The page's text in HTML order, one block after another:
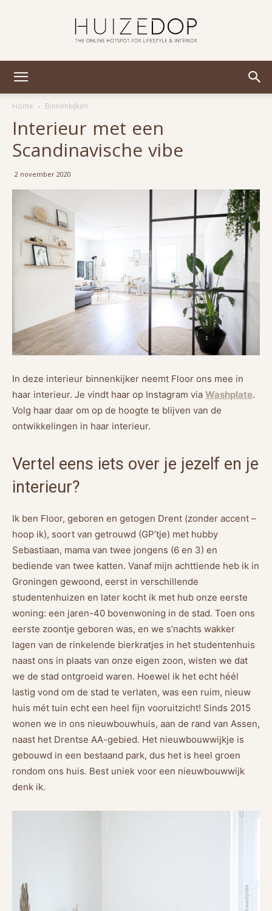
Home
Binnenkijken
Interieur met een
Scandinavische vibe
2 november 2020
In deze interieur binnenkijker neemt Floor ons mee in
haar interieur. Je vindt haar op Instagram via Washplate.
Volg haar daar om op de hoogte te blijven van de
ontwikkelingen in haar interieur.
Vertel eens iets over je jezelf en je
interieur?
Ik ben Floor, geboren en getogen Drent (zonder accent –
hoop ik), soort van getrouwd (GP’tje) met hubby
Sebastiaan, mama van twee jongens (6 en 3) en
bediende van twee katten. Vanaf mijn achttiende heb ik in
Groningen gewoond, eerst in verschillende
studentenhuizen en later kocht ik met hub onze eerste
woning: een jaren-40 bovenwoning in de stad. Toen ons
eerste zoontje geboren was, en we s’nachts wakker
lagen van de rinkelende bierkratjes in het studentenhuis
naast ons in plaats van onze eigen zoon, wisten we dat
we de stad ontgroeid waren. Hoewel ik het echt héél
lastig vond om de stad te verlaten, was een ruim, nieuw
huis mét tuin echt een heel fijn vooruitzicht! Sinds 2015
wonen we in ons nieuwbouwhuis, aan de rand van Assen,
naast het Drentse AA-gebied. Het nieuwbouwwijkje is
gebouwd in een bestaand park, dus het is heel groen
rondom ons huis. Best uniek voor een nieuwbouwwijk
denk ik.